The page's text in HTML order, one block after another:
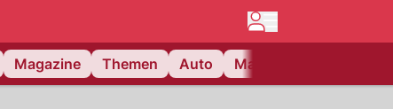
Magazine Themen Auto Matchcenter